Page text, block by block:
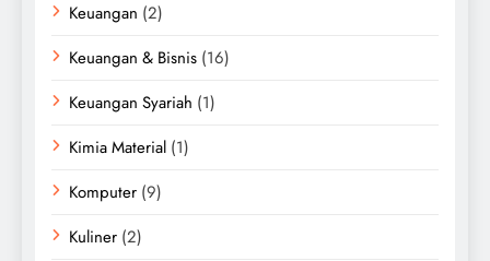
Keuangan (2)
Keuangan & Bisnis (16)
Keuangan Syariah (1)
Kimia Material (1)
Komputer (9)
Kuliner (2)